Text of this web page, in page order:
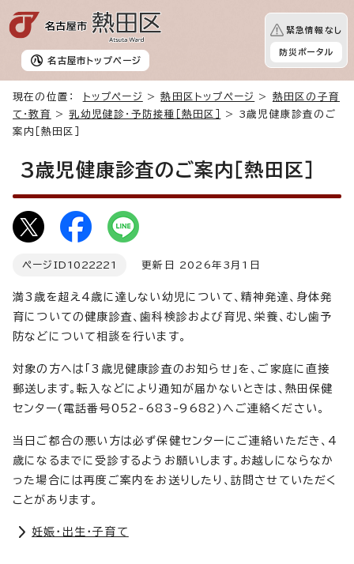
名古屋市 トップページ
緊急情報なし
防災ポータル
現在の位置： トップページ >熱田区トップページ > 熱田区の子育
て・教育
>乳幼児健診・予防接種［熱田区］
> 3歳児健康診査のご
案内［熱田区］
3歳児健康診査のご案内［熱田区］
ページID 1022221 更新日 2026年3月1日
満3歳を超え4歳に達しない幼児について、精神発達、身体発
育についての健康診査、歯科検診および育児、栄養、むし歯予
防などについて相談を行います。
対象の方へは「3歳児健康診査のお知らせ」を、ご家庭に直接
郵送します。転入などにより通知が届かないときは、熱田保健
センター(電話番号052-683-9682)へご連絡ください。
当日ご都合の悪い方は必ず保健センターにご連絡いただき、4
歳になるまでに受診するようお願いします。お越しにならなか
った場合には再度ご案内をお送りしたり、訪問させていただく
ことがあります。
妊娠・出生・子育て